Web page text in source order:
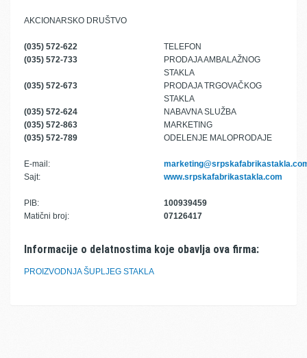
AKCIONARSKO DRUŠTVO
(035) 572-622
TELEFON
(035) 572-733
PRODAJA AMBALAŽNOG
STAKLA
(035) 572-673
PRODAJA TRGOVAČKOG
STAKLA
(035) 572-624
NABAVNA SLUŽBA
(035) 572-863
MARKETING
(035) 572-789
ODELENJE MALOPRODAJE
E-mail:
Sajt:
www.srpskafabrikastakla.com
PIB:
100939459
Matični broj:
07126417
Informacije o delatnostima koje obavlja ova firma:
PROIZVODNJA ŠUPLJEG STAKLA